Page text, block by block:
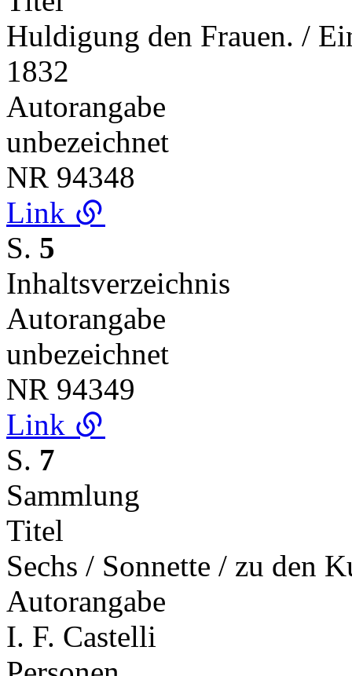
Huldigung den Frauen. /
1832
Autorangabe
unbezeichnet
NR 94348
Link
S. 5
Inhaltsverzeichnis
Autorangabe
unbezeichnet
NR 94349
Link
S. 7
Sammlung
Titel
Sechs / Sonnette / zu den
Autorangabe
I. F. Castelli